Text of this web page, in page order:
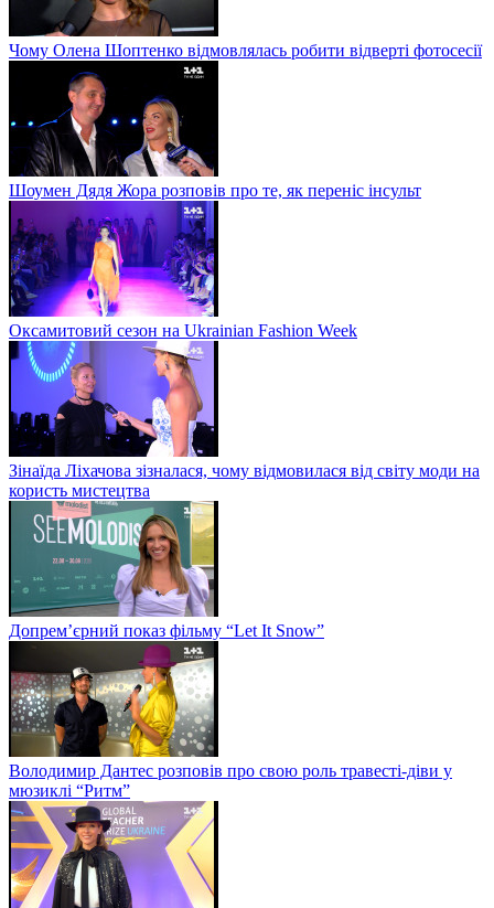
Чому Олена Шоптенко відмовлялась робити відверті фотосесії
Шоумен Дядя Жора розповів про те, як переніс інсульт
Оксамитовий сезон на Ukrainian Fashion Week
Зінаїда Ліхачова зізналася, чому відмовилася від світу моди на
користь мистецтва
Допрем’єрний показ фільму “Let It Snow”
Володимир Дантес розповів про свою роль травесті-діви у
мюзиклі “Ритм”